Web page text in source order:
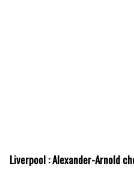
Liverpool : Alexander-Arnold